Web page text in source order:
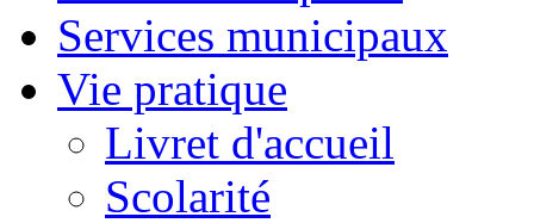
Services municipaux
Vie pratique
Livret d'accueil
Scolarité